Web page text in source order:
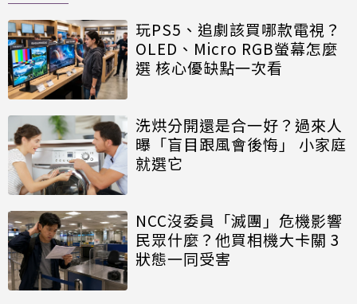
玩PS5、追劇該買哪款電視？
OLED、Micro RGB螢幕怎麼
選 核心優缺點一次看
洗烘分開還是合一好？過來人
曝「盲目跟風會後悔」 小家庭
就選它
NCC沒委員「滅團」危機影響
民眾什麼？他買相機大卡關 3
狀態一同受害